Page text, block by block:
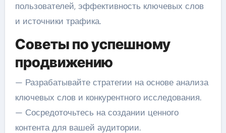
пользователей, эффективность ключевых слов
и источники трафика.
Советы по успешному
продвижению
— Разрабатывайте стратегии на основе анализа
ключевых слов и конкурентного исследования.
— Сосредоточьтесь на создании ценного
контента для вашей аудитории.